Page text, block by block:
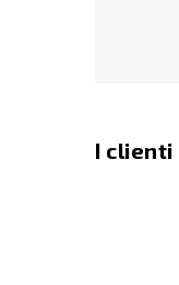
I clienti